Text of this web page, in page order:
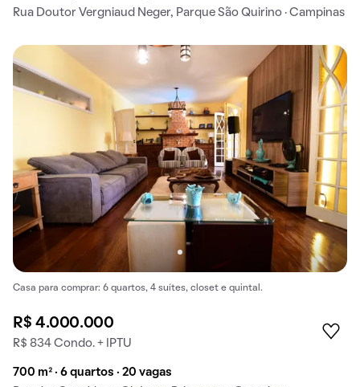
Rua Doutor Vergniaud Neger, Parque São Quirino · Campinas
Casa para comprar: 6 quartos, 4 suítes, closet e quintal.
R$ 4.000.000
R$ 834 Condo. + IPTU
700 m² · 6 quartos · 20 vagas